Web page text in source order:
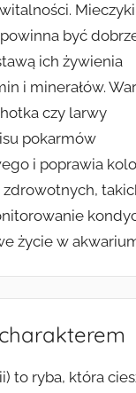
być
ich żywienia
i minerałów.
czy larwy
pokarmów
i poprawia
zdrowotnych,
życie w
to ryba, która